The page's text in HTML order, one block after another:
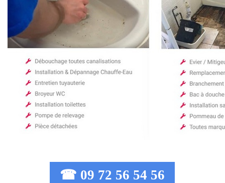
☎ 09 72 56 54 56